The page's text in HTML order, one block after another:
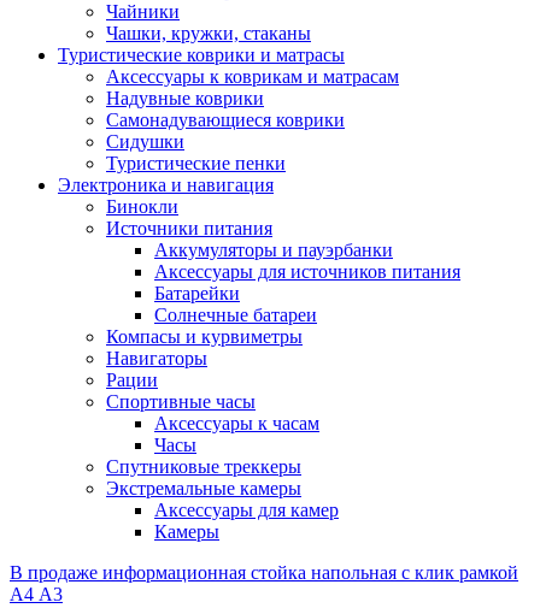
Чайники
Чашки, кружки, стаканы
Туристические коврики и матрасы
Аксессуары к коврикам и матрасам
Надувные коврики
Самонадувающиеся коврики
Сидушки
Туристические пенки
Электроника и навигация
Бинокли
Источники питания
Аккумуляторы и пауэрбанки
Аксессуары для источников питания
Батарейки
Солнечные батареи
Компасы и курвиметры
Навигаторы
Рации
Спортивные часы
Аксессуары к часам
Часы
Спутниковые треккеры
Экстремальные камеры
Аксессуары для камер
Камеры
В продаже информационная стойка напольная с клик рамкой
А4 А3